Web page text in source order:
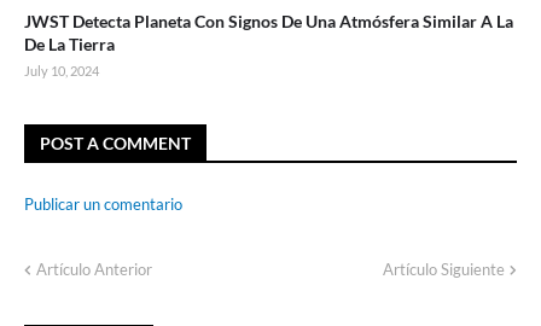
JWST Detecta Planeta Con Signos De Una Atmósfera Similar A La
De La Tierra
July 10, 2024
POST A COMMENT
Publicar un comentario
Artículo Anterior Artículo Siguiente